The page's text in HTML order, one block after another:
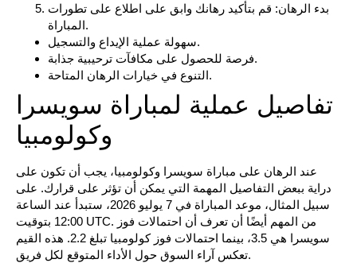
بدء الرهان: قم بتأكيد رهانك وابق على اطلاع على تطورات
المباراة.
سهولة عملية الإيداع والتسجيل.
فرصة للحصول على مكافآت ترحيبية جذابة.
التنوع في خيارات الرهان المتاحة.
تفاصيل عملية لمباراة سويسرا
وكولومبيا
عند الرهان على مباراة سويسرا وكولومبيا، يجب أن تكون على
دراية ببعض التفاصيل المهمة التي يمكن أن تؤثر على قرارك. على
سبيل المثال، موعد المباراة في 7 يوليو 2026، ستبدأ عند الساعة
12:00 بتوقيت UTC. من المهم أيضًا أن تعرف أن احتمالات فوز
سويسرا هي 3.5، بينما احتمالات فوز كولومبيا تبلغ 2.2. هذه القيم
تعكس آراء السوق حول الأداء المتوقع لكل فريق.